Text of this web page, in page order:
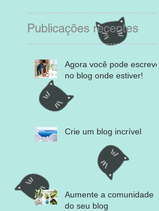
Publicações recentes
Agora você pode escrever
no blog onde estiver!
Crie um blog incrível
Aumente a comunidade
do seu blog